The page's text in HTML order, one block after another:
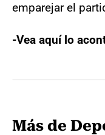
emparejar el
-Vea aquí lo
Más de